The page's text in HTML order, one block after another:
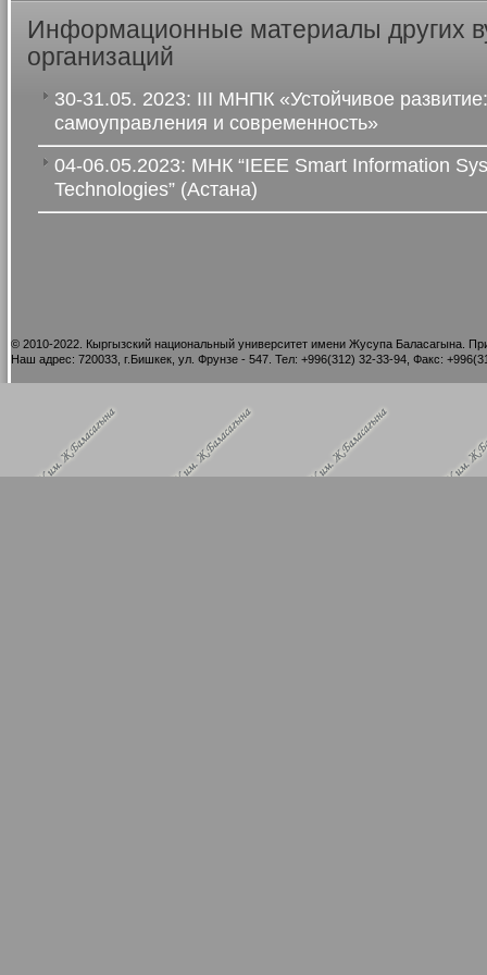
Информационные материалы других
организаций
30-31.05. 2023: III МНПК «Устойчивое
самоуправления и современность»
04-06.05.2023: МНК “IEEE Smart Information
Technologies” (Астана)
© 2010-2022. Кыргызский национальный университет имени Жусупа Баласагына.
Наш адрес: 720033, г.Бишкек, ул. Фрунзе - 547. Тел: +996(312) 32-33-94, Факс: